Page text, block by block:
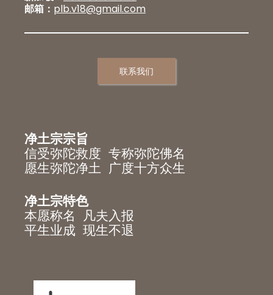
邮箱： plb.v18@gmail.com
联系我们
净土宗宗旨
信受弥陀救度 专称弥陀佛名
愿生弥陀净土 广度十方众生
净土宗特色
本愿称名 凡夫入报
平生业成 现生不退